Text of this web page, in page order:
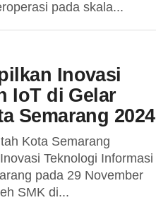
pada skala...
Inovasi
IoT di Gelar
Semarang 2024
Kota Semarang
Teknologi Informasi
pada 29 November
SMK di...